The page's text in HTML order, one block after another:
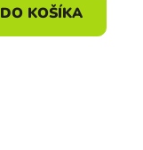
DO KOŠÍKA